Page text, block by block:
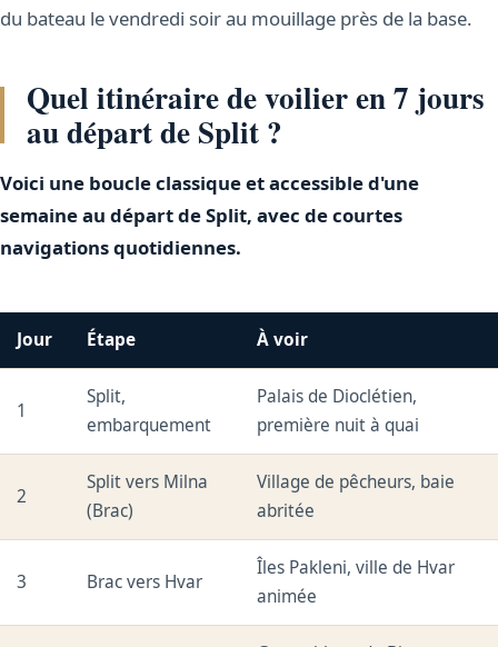
du bateau le vendredi soir au mouillage près de la base.
Quel itinéraire de voilier en 7 jours
au départ de Split ?
Voici une boucle classique et accessible d'une
semaine au départ de Split, avec de courtes
navigations quotidiennes.
Jour Étape À voir
1
Split,
embarquement
Palais de Dioclétien,
première nuit à quai
2
Split vers Milna
(Brac)
Village de pêcheurs, baie
abritée
3 Brac vers Hvar
Îles Pakleni, ville de Hvar
animée